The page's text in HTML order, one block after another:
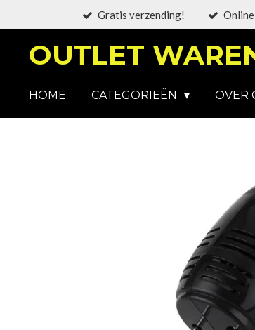
hoofdinhoud
Gratis verzending!
OUTLET
HOME CATEGORIEËN OVER